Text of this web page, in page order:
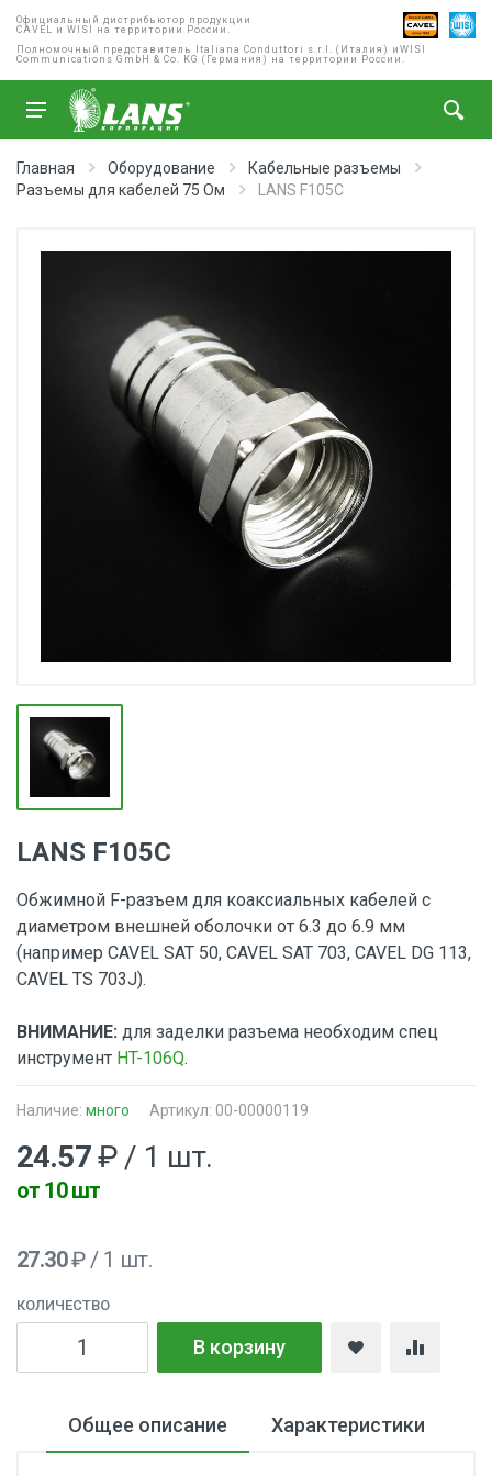
Официальный дистрибьютор продукции
CAVEL и WISI на территории России.
Полномочный представитель Italiana Conduttori s.r.l. (Италия) и WISI
Communications GmbH & Co. KG (Германия) на территории России.
Главная Оборудование
Кабельные разъемы
Разъемы для кабелей 75 Ом
LANS F105C
LANS F105C
Обжимной F-разъем для коаксиальных кабелей с
диаметром внешней оболочки от 6.3 до 6.9 мм
(например CAVEL SAT 50, CAVEL SAT 703, CAVEL DG 113,
CAVEL TS 703J).
ВНИМАНИЕ: для заделки разъема необходим спец
инструмент HT-106Q.
Наличие: много Артикул: 00-00000119
24.57₽ / 1 шт.
от 10 шт
27.30₽ / 1 шт.
КОЛИЧЕСТВО
В корзину
Общее описание Характеристики